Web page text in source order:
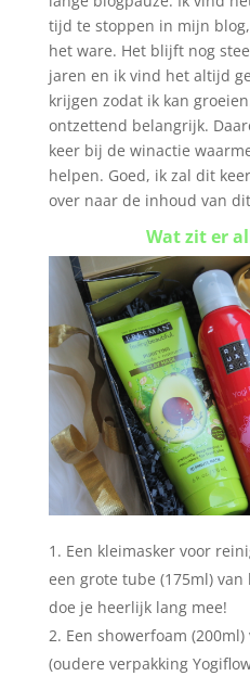
tijd te stoppen in mijn
het ware. Het blijft nog
jaren en ik vind het altijd
krijgen zodat ik kan
ontzettend belangrijk.
keer bij de winactie
helpen. Goed, ik zal dit
over naar de inhoud van
Wat zit er
Een kleimasker voor
een grote tube (175ml)
doe je heerlijk lang mee!
Een showerfoam
(oudere verpakking